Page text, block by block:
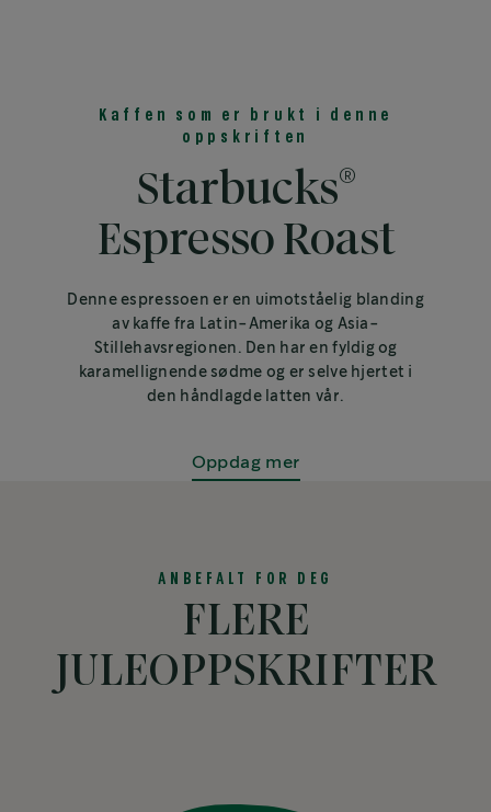
Kaffen som er brukt i denne
oppskriften
Starbucks®
Espresso Roast
Denne espressoen er en uimotståelig blanding
av kaffe fra Latin-Amerika og Asia-
Stillehavsregionen. Den har en fyldig og
karamellignende sødme og er selve hjertet i
den håndlagde latten vår.
Oppdag mer
ANBEFALT FOR DEG
FLERE
JULEOPPSKRIFTER